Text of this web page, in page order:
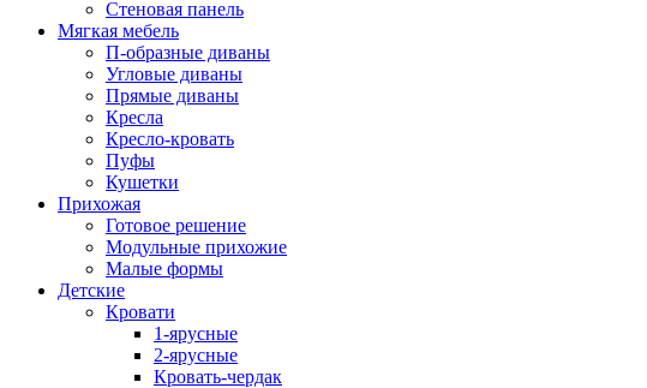
Стеновая панель
Мягкая мебель
П-образные диваны
Угловые диваны
Прямые диваны
Кресла
Кресло-кровать
Пуфы
Кушетки
Прихожая
Готовое решение
Модульные прихожие
Малые формы
Детские
Кровати
1-ярусные
2-ярусные
Кровать-чердак